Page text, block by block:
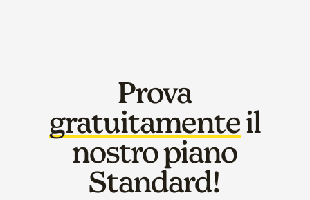
Prova
gratuitamenteil
nostro piano
Standard!